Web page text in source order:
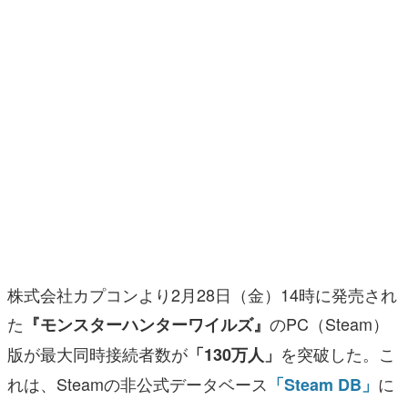
その他
電ファミニコゲーマーとは？
運営：株式会社マレ
株式会社カプコンより2月28日（金）14時に発売され
た 『モンスターハンターワイルズ』 のPC（Steam）
版が最大同時接続者数が 「130万人」 を突破した。こ
れは、Steamの非公式データベース 「Steam DB」 に